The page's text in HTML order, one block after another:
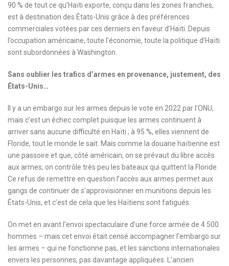
90 % de tout ce qu’Haïti exporte, conçu dans les zones franches,
est à destination des États-Unis grâce à des préférences
commerciales votées par ces derniers en faveur d’Haïti. Depuis
l’occupation américaine, toute l’économie, toute la politique d’Haïti
sont subordonnées à Washington.
Sans oublier les trafics d’armes en provenance, justement, des
États-Unis…
Il y a un embargo sur les armes depuis le vote en 2022 par l’ONU,
mais c’est un échec complet puisque les armes continuent à
arriver sans aucune difficulté en Haïti ; à 95 %, elles viennent de
Floride, tout le monde le sait. Mais comme la douane haïtienne est
une passoire et que, côté américain, on se prévaut du libre accès
aux armes, on contrôle très peu les bateaux qui quittent la Floride.
Ce refus de remettre en question l’accès aux armes permet aux
gangs de continuer de s’approvisionner en munitions depuis les
États-Unis, et c’est de cela que les Haïtiens sont fatigués.
On met en avant l’envoi spectaculaire d’une force armée de 4 500
hommes – mais cet envoi était censé accompagner l’embargo sur
les armes – qui ne fonctionne pas, et les sanctions internationales
envers les personnes, pas davantage appliquées. L’ancien